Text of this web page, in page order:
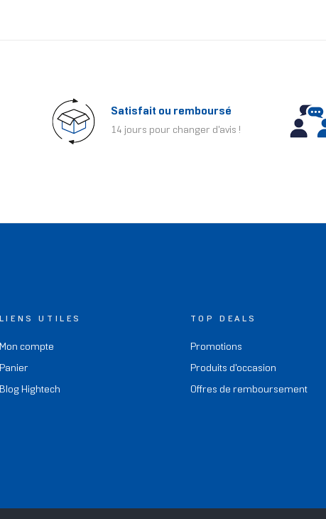
Satisfait ou remboursé
14 jours pour changer d'avis !
LIENS UTILES
Mon compte
Panier
Blog Hightech
TOP DEALS
Promotions
Produits d'occasion
Offres de remboursement